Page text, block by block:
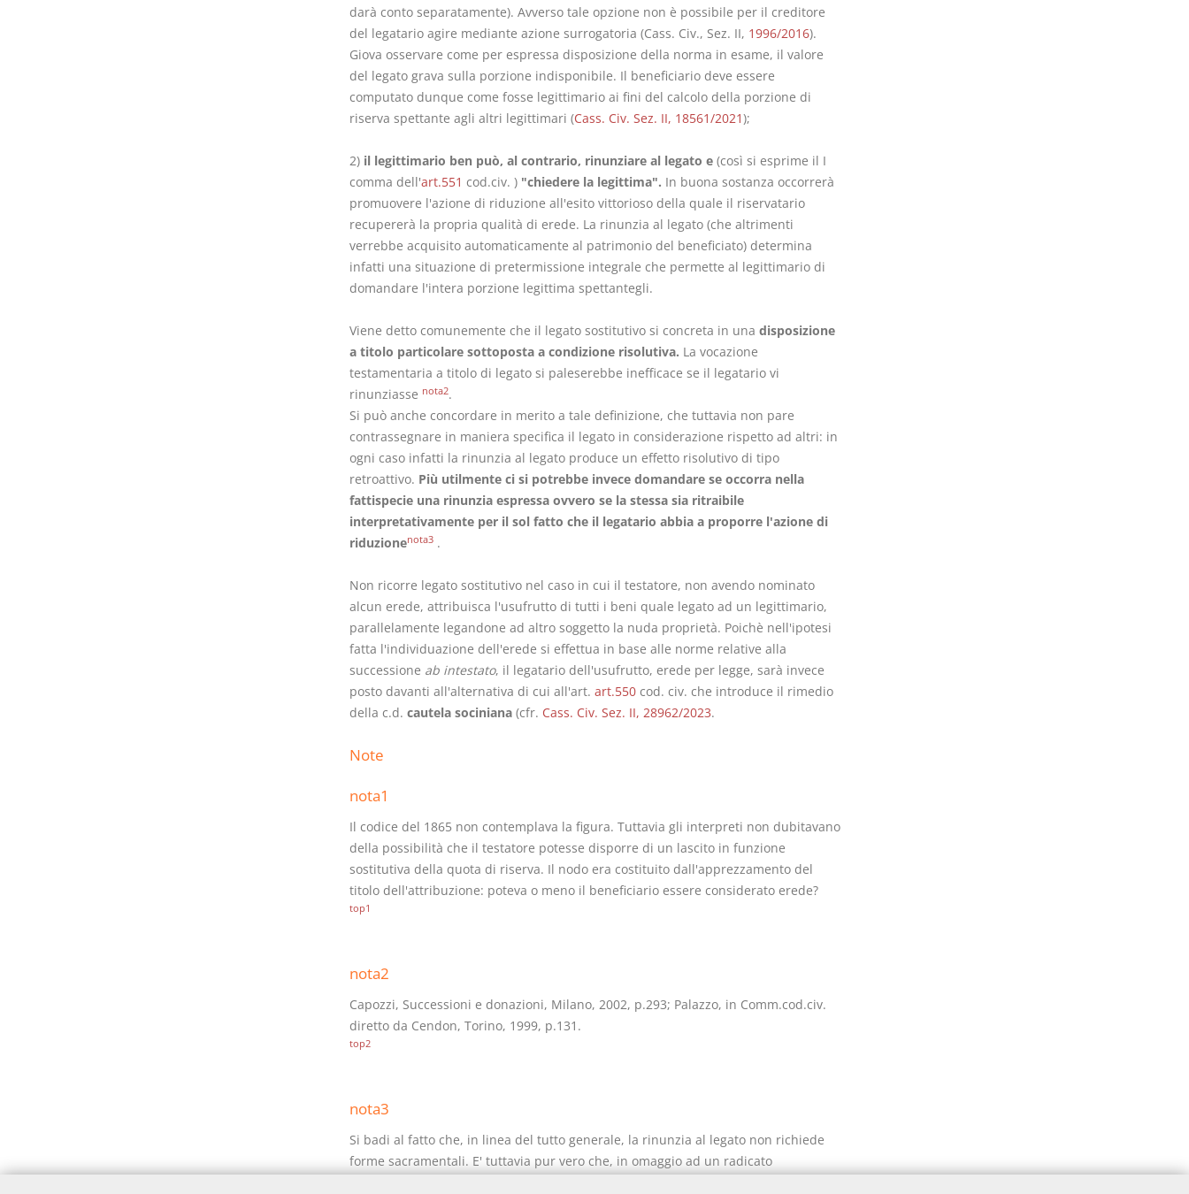
darà conto separatamente). Avverso tale opzione non è possibile per il creditore
del legatario agire mediante azione surrogatoria (Cass. Civ., Sez. II, 1996/2016).
Giova osservare come per espressa disposizione della norma in esame, il valore
del legato grava sulla porzione indisponibile. Il beneficiario deve essere
computato dunque come fosse legittimario ai fini del calcolo della porzione di
riserva spettante agli altri legittimari (Cass. Civ. Sez. II, 18561/2021);
2) il legittimario ben può, al contrario, rinunziare al legato e(così si esprime il I
comma dell'art.551 cod.civ. ) "chiedere la legittima". In buona sostanza occorrerà
promuovere l'azione di riduzione all'esito vittorioso della quale il riservatario
recupererà la propria qualità di erede. La rinunzia al legato (che altrimenti
verrebbe acquisito automaticamente al patrimonio del beneficiato) determina
infatti una situazione di pretermissione integrale che permette al legittimario di
domandare l'intera porzione legittima spettantegli.
Viene detto comunemente che il legato sostitutivo si concreta in una disposizione
a titolo particolare sottoposta a condizione risolutiva. La vocazione
testamentaria a titolo di legato si paleserebbe inefficace se il legatario vi
rinunziasse nota2.
Si può anche concordare in merito a tale definizione, che tuttavia non pare
contrassegnare in maniera specifica il legato in considerazione rispetto ad altri: in
ogni caso infatti la rinunzia al legato produce un effetto risolutivo di tipo
retroattivo. Più utilmente ci si potrebbe invece domandare se occorra nella
fattispecie una rinunzia espressa ovvero se la stessa sia ritraibile
interpretativamente per il sol fatto che il legatario abbia a proporre l'azione di
riduzionenota3.
Non ricorre legato sostitutivo nel caso in cui il testatore, non avendo nominato
alcun erede, attribuisca l'usufrutto di tutti i beni quale legato ad un legittimario,
parallelamente legandone ad altro soggetto la nuda proprietà. Poichè nell'ipotesi
fatta l'individuazione dell'erede si effettua in base alle norme relative alla
successione ab intestato, il legatario dell'usufrutto, erede per legge, sarà invece
posto davanti all'alternativa di cui all'art. art.550cod. civ. che introduce il rimedio
della c.d. cautela sociniana(cfr. Cass. Civ. Sez. II, 28962/2023.
Note
nota1
Il codice del 1865 non contemplava la figura. Tuttavia gli interpreti non dubitavano
della possibilità che il testatore potesse disporre di un lascito in funzione
sostitutiva della quota di riserva. Il nodo era costituito dall'apprezzamento del
titolo dell'attribuzione: poteva o meno il beneficiario essere considerato erede?
top1
nota2
Capozzi, Successioni e donazioni, Milano, 2002, p.293; Palazzo, in Comm.cod.civ.
diretto da Cendon, Torino, 1999, p.131.
top2
nota3
Si badi al fatto che, in linea del tutto generale, la rinunzia al legato non richiede
forme sacramentali. E' tuttavia pur vero che, in omaggio ad un radicato